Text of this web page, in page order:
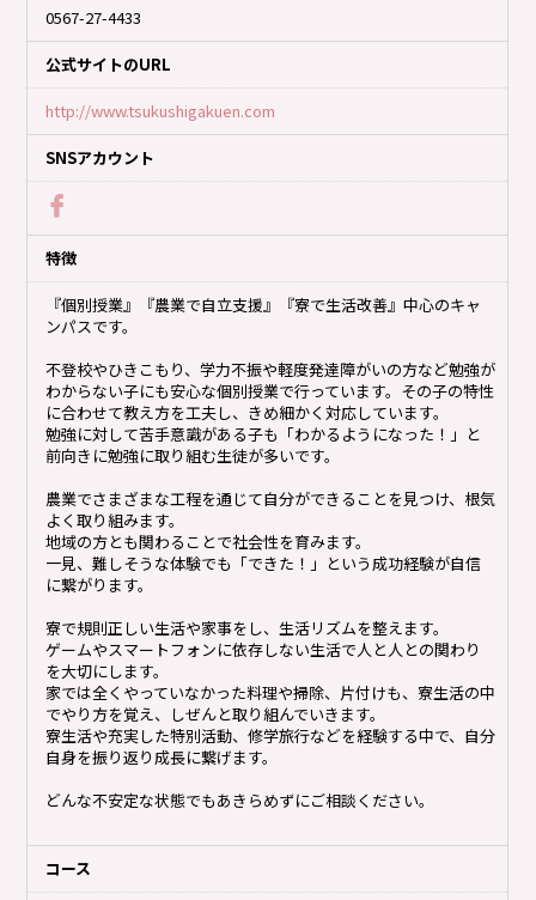
0567-27-4433
公式サイトのURL
http://www.tsukushigakuen.com
SNSアカウント
特徴
『個別授業』『農業で自立支援』『寮で生活改善』中心のキャ
ンパスです。
不登校やひきこもり、学力不振や軽度発達障がいの方など勉強が
わからない子にも安心な個別授業で行っています。その子の特性
に合わせて教え方を工夫し、きめ細かく対応しています。
勉強に対して苦手意識がある子も「わかるようになった！」と
前向きに勉強に取り組む生徒が多いです。
農業でさまざまな工程を通じて自分ができることを見つけ、根気
よく取り組みます。
地域の方とも関わることで社会性を育みます。
一見、難しそうな体験でも「できた！」という成功経験が自信
に繋がります。
寮で規則正しい生活や家事をし、生活リズムを整えます。
ゲームやスマートフォンに依存しない生活で人と人との関わり
を大切にします。
家では全くやっていなかった料理や掃除、片付けも、寮生活の中
でやり方を覚え、しぜんと取り組んでいきます。
寮生活や充実した特別活動、修学旅行などを経験する中で、自分
自身を振り返り成長に繋げます。
どんな不安定な状態でもあきらめずにご相談ください。
コース